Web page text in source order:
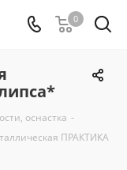
0
оснастка -
ПРАКТИКА